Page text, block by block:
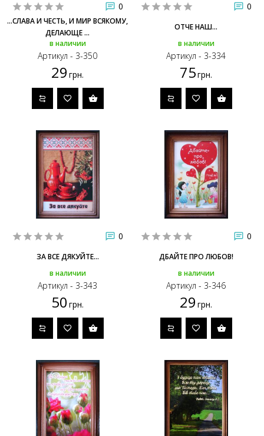
0
...СЛАВА И ЧЕСТЬ, И МИР ВСЯКОМУ,
ДЕЛАЮЩЕ ...
в наличии
Артикул - 3-350
29 грн.
0
ОТЧЕ НАШ...
в наличии
Артикул - 3-334
75грн.
0
ЗА ВСЕ ДЯКУЙТЕ...
в наличии
Артикул - 3-343
50 грн.
0
ДБАЙТЕ ПРО ЛЮБОВ!
в наличии
Артикул - 3-346
29 грн.